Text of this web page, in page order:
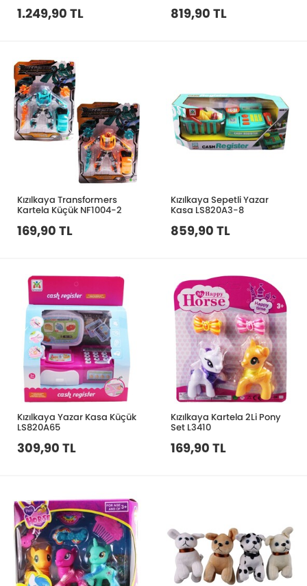
1.249,90 TL 819,90 TL
Kızılkaya Transformers
Kartela Küçük NF1004-2
169,90 TL
Kızılkaya Sepetli Yazar
Kasa LS820A3-8
859,90 TL
Kızılkaya Yazar Kasa Küçük
LS820A65
309,90 TL
Kızılkaya Kartela 2Li Pony
Set L3410
169,90 TL